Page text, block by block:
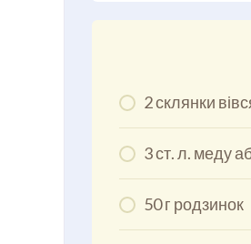
2 склянки
3 ст. л. меду
50 г родзинок